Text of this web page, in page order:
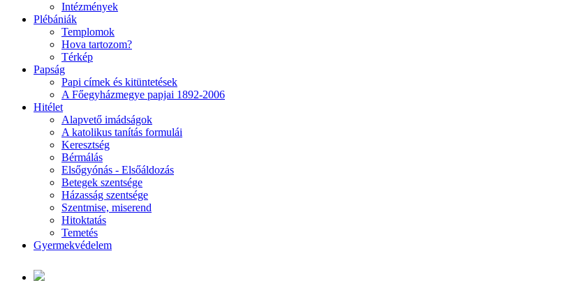
Intézmények
Plébániák
Templomok
Hova tartozom?
Térkép
Papság
Papi címek és kitüntetések
A Főegyházmegye papjai 1892-2006
Hitélet
Alapvető imádságok
A katolikus tanítás formulái
Keresztség
Bérmálás
Elsőgyónás - Elsőáldozás
Betegek szentsége
Házasság szentsége
Szentmise, miserend
Hitoktatás
Temetés
Gyermekvédelem